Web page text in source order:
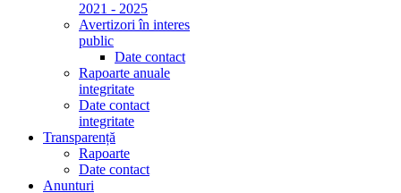
2021 - 2025
Avertizori în interes
public
Date contact
Rapoarte anuale
integritate
Date contact
integritate
Transparență
Rapoarte
Date contact
Anunturi